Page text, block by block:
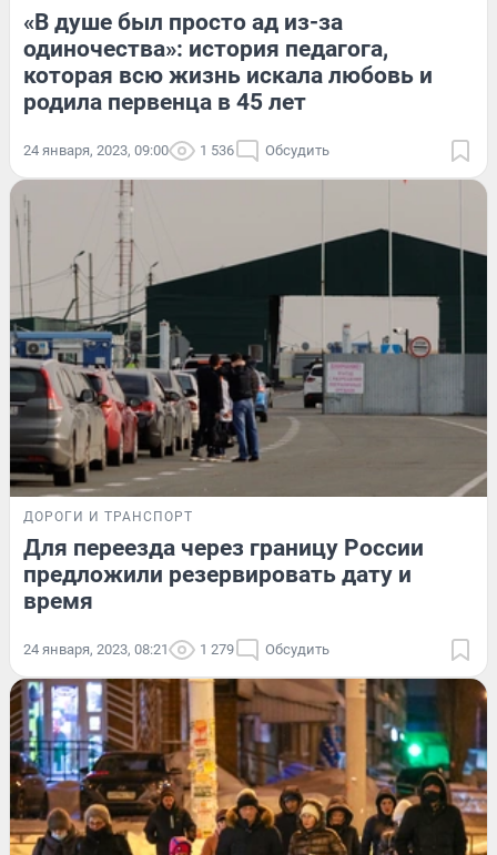
«В душе был просто ад из-за
одиночества»: история педагога,
которая всю жизнь искала любовь и
родила первенца в 45 лет
24 января, 2023, 09:00 1 536 Обсудить
ДОРОГИ И ТРАНСПОРТ
Для переезда через границу России
предложили резервировать дату и
время
24 января, 2023, 08:21 1 279 Обсудить